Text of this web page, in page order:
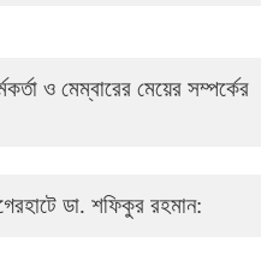
ও মেম্বারের মেয়ের সম্পর্কের
ডা. শফিকুর রহমান: